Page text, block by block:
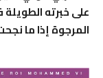
على خبرته الطويلة
المرجوة إذا ما